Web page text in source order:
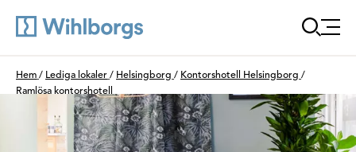
Du är här:
Hem / Lediga lokaler / Helsingborg / Kontorshotell Helsingborg /
Ramlösa kontorshotell